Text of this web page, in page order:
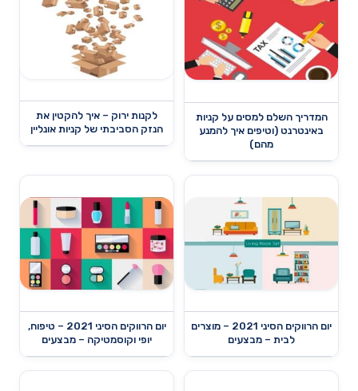
המדריך השלם למסים על קניות
באינטרנט (וטיפים איך להמנע
מהם)
לקנות ירוק – איך להקטין את
הנזק הסביבתי של קניות אונליין
יום הרווקים הסיני 2021 – מוצרים
לבית – מבצעים
יום הרווקים הסיני 2021 – טיפוח,
יופי וקוסמטיקה – מבצעים